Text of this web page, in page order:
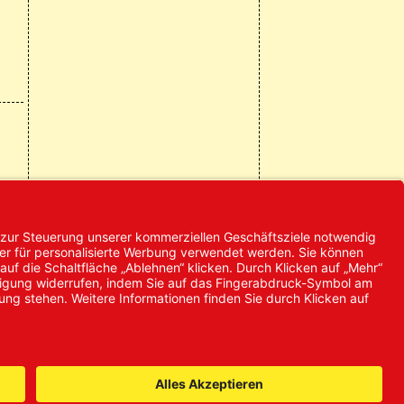
© 2024 Promed
Vertriebsgesellschaft mbH | Alle